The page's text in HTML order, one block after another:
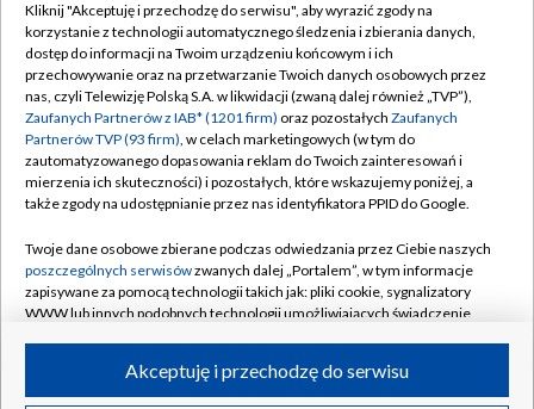
TVP
Abonament TVP
Emisja w TVP
Centrum informacji TVP
Naziemna Telewizja Cyfrowa
Rada Programowa
System NOS
Informacje o nadawcy
Program dla prasy
Regulamin TVP
Polityka prywatności
Moje zgody
Pomoc
Kontakt
Kanały
Kliknij "Akceptuję i przechodzę do serwisu", aby wyrazić zgody na
korzystanie z technologii automatycznego śledzenia i zbierania danych,
dostęp do informacji na Twoim urządzeniu końcowym i ich
przechowywanie oraz na przetwarzanie Twoich danych osobowych przez
nas, czyli Telewizję Polską S.A. w likwidacji (zwaną dalej również „TVP”),
Zaufanych Partnerów z IAB* (1201 firm) oraz pozostałych Zaufanych
Partnerów TVP (93 firm), w celach marketingowych (w tym do
zautomatyzowanego dopasowania reklam do Twoich zainteresowań i
mierzenia ich skuteczności) i pozostałych, które wskazujemy poniżej, a
także zgody na udostępnianie przez nas identyfikatora PPID do Google.
Twoje dane osobowe zbierane podczas odwiedzania przez Ciebie naszych
poszczególnych serwisówzwanych dalej „Portalem”, w tym informacje
zapisywane za pomocą technologii takich jak: pliki cookie, sygnalizatory
WWW lub innych podobnych technologii umożliwiających świadczenie
ruchu w Internecie.Akceptuję i przechodzę do serwisu